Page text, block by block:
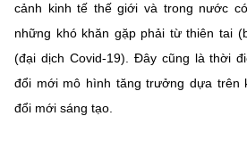
Tiêu chuẩn, đo lường, chất lượng
Năng lượng nguyên tử
Voice
Nhiệm vụ trọng tâm
cảnh kinh tế thế giới và trong nước
những khó khăn gặp phải từ thiên tai
(đại dịch Covid-19). Đây cũng là thời
đổi mới mô hình tăng trưởng dựa trên
đổi mới sáng tạo.